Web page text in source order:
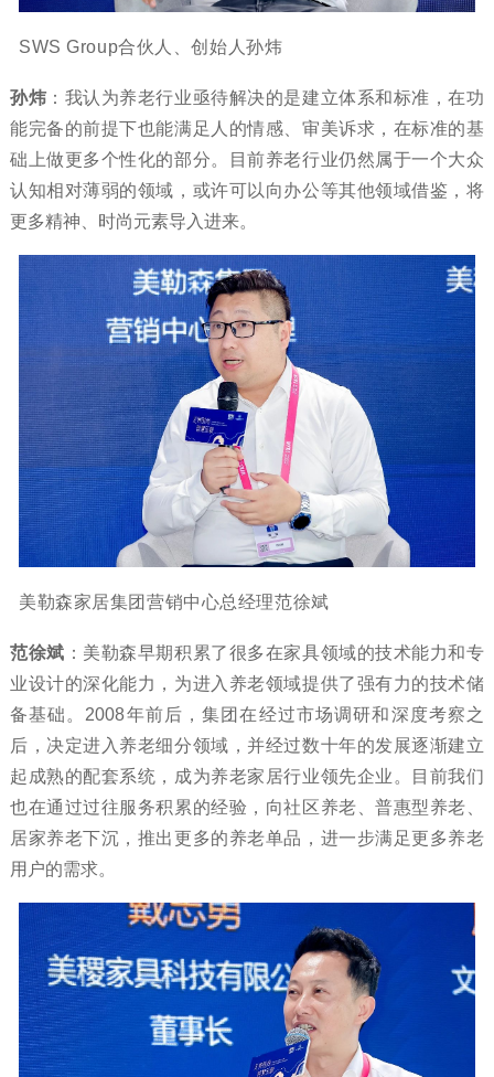
SWS Group合伙人、创始人孙炜
孙炜 ：我认为养老行业亟待解决的是建立体系和标准，在功
能完备的前提下也能满足人的情感、审美诉求，在标准的基
础上做更多个性化的部分。目前养老行业仍然属于一个大众
认知相对薄弱的领域，或许可以向办公等其他领域借鉴，将
更多精神、时尚元素导入进来。
美勒森家居集团营销中心总经理范徐斌
范徐斌 ：美勒森早期积累了很多在家具领域的技术能力和专
业设计的深化能力，为进入养老领域提供了强有力的技术储
备基础。2008年前后，集团在经过市场调研和深度考察之
后，决定进入养老细分领域，并经过数十年的发展逐渐建立
起成熟的配套系统，成为养老家居行业领先企业。目前我们
也在通过过往服务积累的经验，向社区养老、普惠型养老、
居家养老下沉，推出更多的养老单品，进一步满足更多养老
用户的需求。